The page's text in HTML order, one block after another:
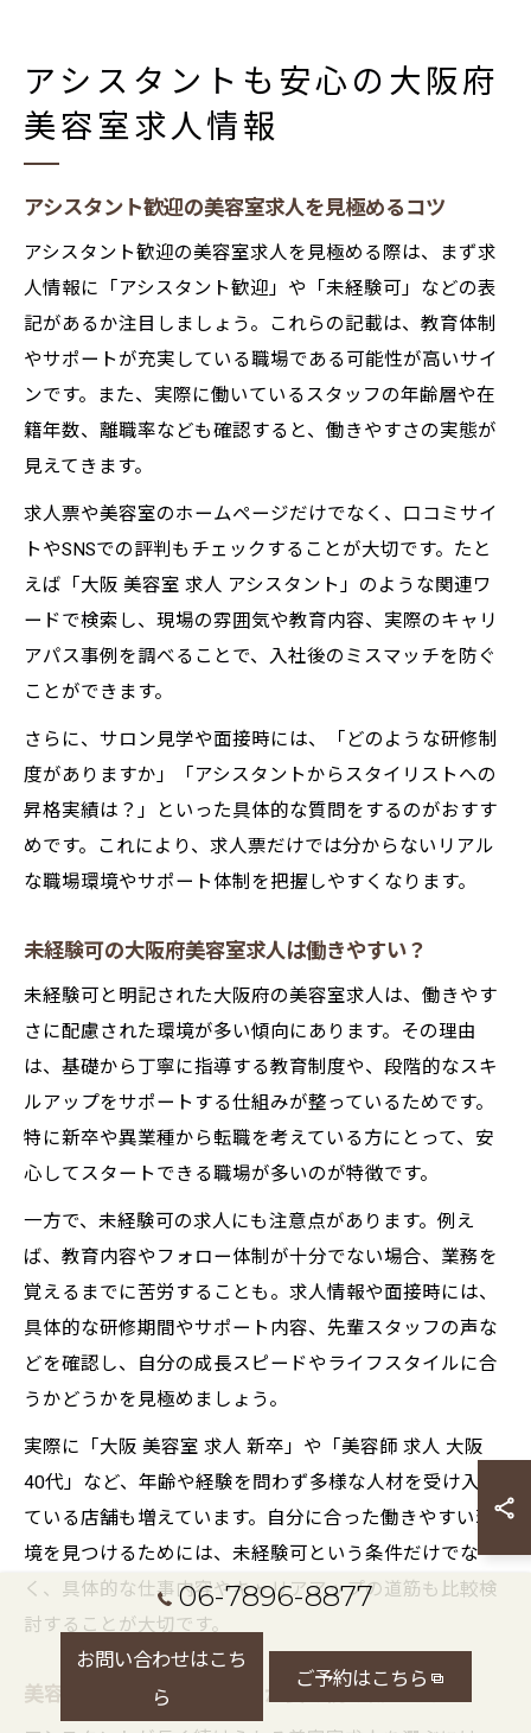
アシスタントも安心の大阪府
美容室求人情報
アシスタント歓迎の美容室求人を見極めるコツ
アシスタント歓迎の美容室求人を見極める際は、まず求
人情報に「アシスタント歓迎」や「未経験可」などの表
記があるか注目しましょう。これらの記載は、教育体制
やサポートが充実している職場である可能性が高いサイ
ンです。また、実際に働いているスタッフの年齢層や在
籍年数、離職率なども確認すると、働きやすさの実態が
見えてきます。
求人票や美容室のホームページだけでなく、口コミサイ
トやSNSでの評判もチェックすることが大切です。たと
えば「大阪 美容室 求人 アシスタント」のような関連ワ
ードで検索し、現場の雰囲気や教育内容、実際のキャリ
アパス事例を調べることで、入社後のミスマッチを防ぐ
ことができます。
さらに、サロン見学や面接時には、「どのような研修制
度がありますか」「アシスタントからスタイリストへの
昇格実績は？」といった具体的な質問をするのがおすす
めです。これにより、求人票だけでは分からないリアル
な職場環境やサポート体制を把握しやすくなります。
未経験可の大阪府美容室求人は働きやすい？
未経験可と明記された大阪府の美容室求人は、働きやす
さに配慮された環境が多い傾向にあります。その理由
は、基礎から丁寧に指導する教育制度や、段階的なスキ
ルアップをサポートする仕組みが整っているためです。
特に新卒や異業種から転職を考えている方にとって、安
心してスタートできる職場が多いのが特徴です。
一方で、未経験可の求人にも注意点があります。例え
ば、教育内容やフォロー体制が十分でない場合、業務を
覚えるまでに苦労することも。求人情報や面接時には、
具体的な研修期間やサポート内容、先輩スタッフの声な
どを確認し、自分の成長スピードやライフスタイルに合
うかどうかを見極めましょう。
実際に「大阪 美容室 求人 新卒」や「美容師 求人 大阪
40代」など、年齢や経験を問わず多様な人材を受け入れ
ている店舗も増えています。自分に合った働きやすい環
境を見つけるためには、未経験可という条件だけでな
く、具体的な仕事内容やキャリアアップの道筋も比較検
討することが大切です。
美容室求人でアシスタントが長く続く職場選び
06-7896-8877
お問い合わせはこち
ら
ご予約はこちら